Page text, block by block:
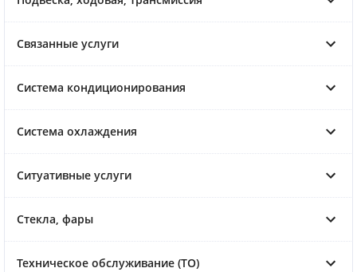
Связанные услуги
Система кондиционирования
Система охлаждения
Ситуативные услуги
Стекла, фары
Техническое обслуживание (ТО)